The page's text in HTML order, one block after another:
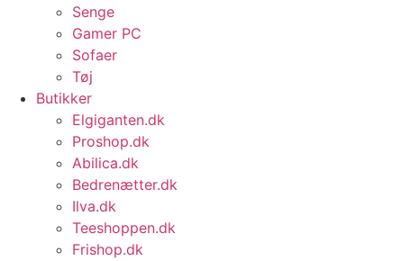
Senge
Gamer PC
Sofaer
Tøj
Butikker
Elgiganten.dk
Proshop.dk
Abilica.dk
Bedrenætter.dk
Ilva.dk
Teeshoppen.dk
Frishop.dk